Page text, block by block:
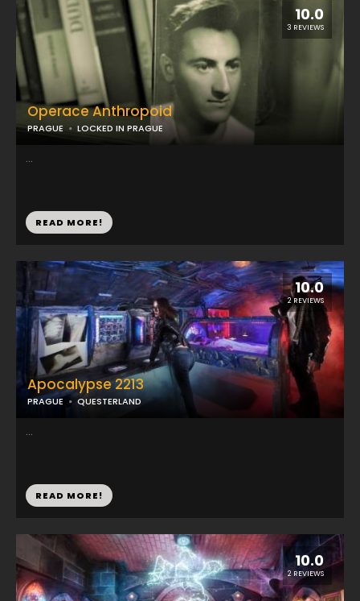
10.0
3 REVIEWS
Operace Anthropoid
PRAGUE LOCKED IN PRAGUE
...
READ MORE!
10.0
2 REVIEWS
Apocalypse 2213
PRAGUE QUESTERLAND
...
READ MORE!
10.0
2 REVIEWS